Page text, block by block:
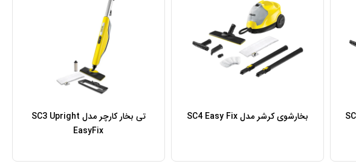
بخارشوی کرشر مدل SC4 Easy Fix
تی بخار کارچر مدل SC3 Upright
EasyFix